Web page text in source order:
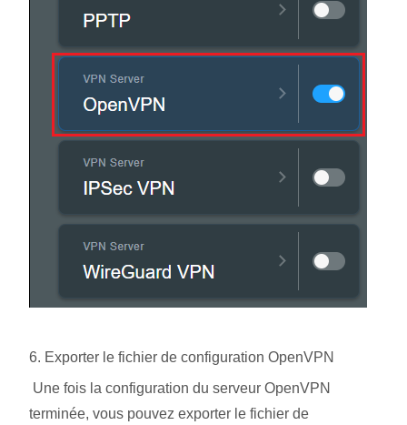
6. Exporter le fichier de configuration OpenVPN
Une fois la configuration du serveur OpenVPN
terminée, vous pouvez exporter le fichier de